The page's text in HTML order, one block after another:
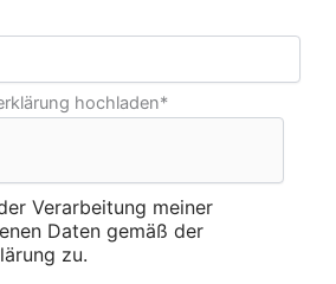
hochladen*
Verarbeitung meiner
Daten gemäß der
zu.